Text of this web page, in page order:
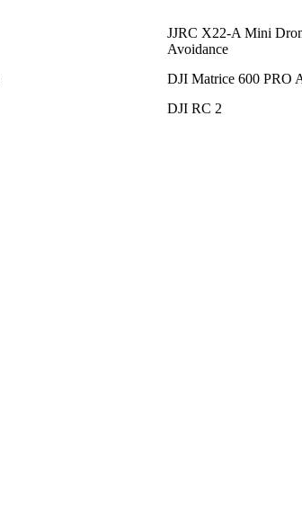
JJRC X22-A Mini
Avoidance
DJI Matrice 600 PRO
DJI RC 2